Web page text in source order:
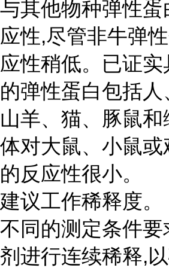
与其他物种弹性蛋
应性,尽管非牛弹
应性稍低。已证
的弹性蛋白包括人
山羊、猫、豚鼠
体对大鼠、小鼠或
的反应性很小。
建议工作稀释度。
不同的测定条件
剂进行连续稀释,